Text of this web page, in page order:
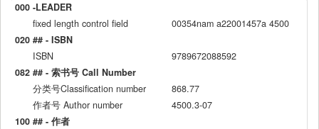
000 -LEADER
fixed length control field
00354nam a22001457a 4500
020 ## - ISBN
ISBN
9789672088592
082 ## - 索书号 Call Number
分类号Classification number
868.77
作者号 Author number
4500.3-07
100 ## - 作者